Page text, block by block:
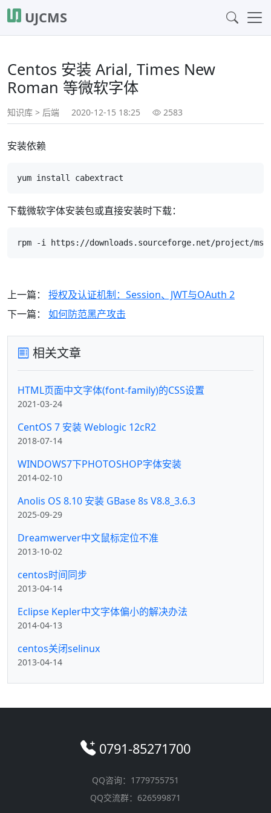
UJCMS
Centos 安装 Arial, Times New
Roman 等微软字体
知识库 > 后端 2020-12-15 18:25 2583
安装依赖
下载微软字体安装包或直接安装时下载：
上一篇： 授权及认证机制：Session、JWT与OAuth 2
下一篇： 如何防范黑产攻击
相关文章
HTML页面中文字体(font-family)的CSS设置
2021-03-24
CentOS 7 安装 Weblogic 12cR2
2018-07-14
WINDOWS7下PHOTOSHOP字体安装
2014-02-10
Anolis OS 8.10 安装 GBase 8s V8.8_3.6.3
2025-09-29
Dreamwerver中文鼠标定位不准
2013-10-02
centos时间同步
2013-04-14
Eclipse Kepler中文字体偏小的解决办法
2014-04-13
centos关闭selinux
2013-04-14
0791-85271700
QQ咨询：1779755751
QQ交流群：626599871